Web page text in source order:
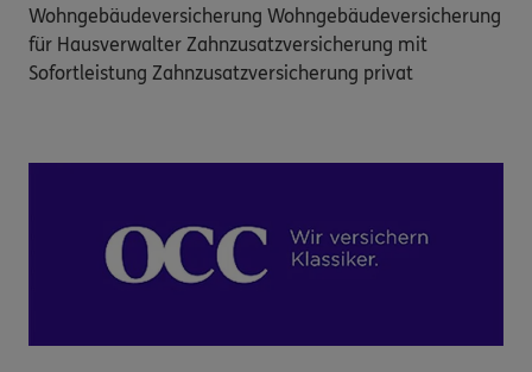
Wohngebäudeversicherung Wohngebäudeversicherung
für Hausverwalter Zahnzusatzversicherung mit
Sofortleistung Zahnzusatzversicherung privat